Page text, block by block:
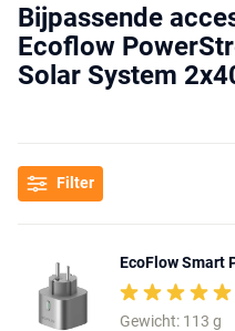
Bijpassende
Ecoflow
Solar System
Filter
EcoFlow Smart
Gewicht: 113 g